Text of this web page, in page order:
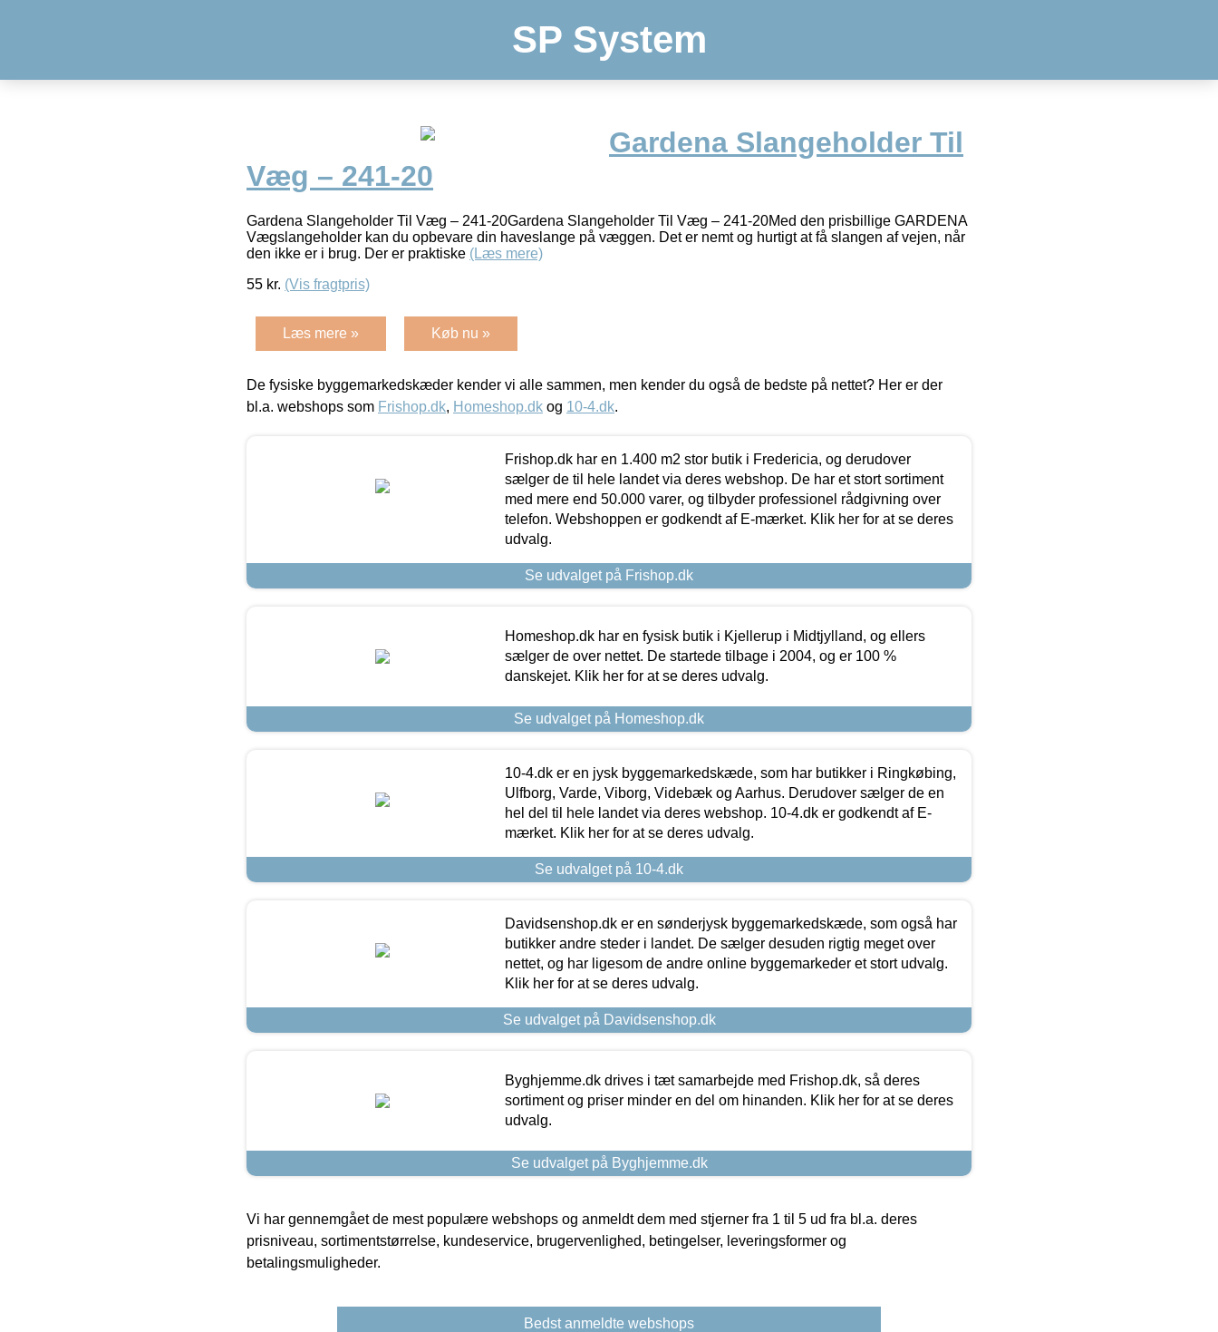
SP System
Gardena Slangeholder Til
Væg – 241-20
Gardena Slangeholder Til Væg – 241-20Gardena Slangeholder Til Væg – 241-20Med den prisbillige GARDENA
Vægslangeholder kan du opbevare din haveslange på væggen. Det er nemt og hurtigt at få slangen af vejen, når
den ikke er i brug. Der er praktiske (Læs mere)
55 kr. (Vis fragtpris)
Læs mere » Køb nu »
De fysiske byggemarkedskæder kender vi alle sammen, men kender du også de bedste på nettet? Her er der
bl.a. webshops som Frishop.dk, Homeshop.dk og 10-4.dk.
Frishop.dk har en 1.400 m2 stor butik i Fredericia, og derudover
sælger de til hele landet via deres webshop. De har et stort sortiment
med mere end 50.000 varer, og tilbyder professionel rådgivning over
telefon. Webshoppen er godkendt af E-mærket. Klik her for at se deres
udvalg.
Se udvalget på Frishop.dk
Homeshop.dk har en fysisk butik i Kjellerup i Midtjylland, og ellers
sælger de over nettet. De startede tilbage i 2004, og er 100 %
danskejet. Klik her for at se deres udvalg.
Se udvalget på Homeshop.dk
10-4.dk er en jysk byggemarkedskæde, som har butikker i Ringkøbing,
Ulfborg, Varde, Viborg, Videbæk og Aarhus. Derudover sælger de en
hel del til hele landet via deres webshop. 10-4.dk er godkendt af E-
mærket. Klik her for at se deres udvalg.
Se udvalget på 10-4.dk
Davidsenshop.dk er en sønderjysk byggemarkedskæde, som også har
butikker andre steder i landet. De sælger desuden rigtig meget over
nettet, og har ligesom de andre online byggemarkeder et stort udvalg.
Klik her for at se deres udvalg.
Se udvalget på Davidsenshop.dk
Byghjemme.dk drives i tæt samarbejde med Frishop.dk, så deres
sortiment og priser minder en del om hinanden. Klik her for at se deres
udvalg.
Se udvalget på Byghjemme.dk
Vi har gennemgået de mest populære webshops og anmeldt dem med stjerner fra 1 til 5 ud fra bl.a. deres
prisniveau, sortimentstørrelse, kundeservice, brugervenlighed, betingelser, leveringsformer og
betalingsmuligheder.
Bedst anmeldte webshops